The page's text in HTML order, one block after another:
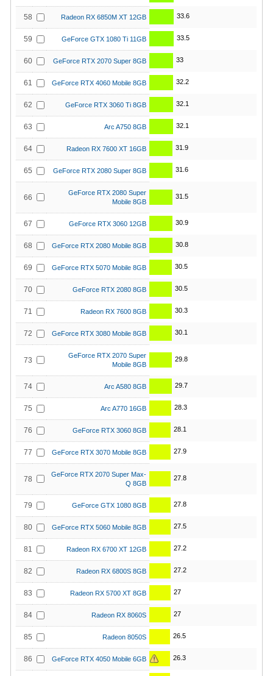
58 Radeon RX 6850M XT 12GB 33.6
59 GeForce GTX 1080 Ti 11GB 33.5
60 GeForce RTX 2070 Super 8GB 33
61 GeForce RTX 4060 Mobile 8GB 32.2
62 GeForce RTX 3060 Ti 8GB 32.1
63 Arc A750 8GB 32.1
64 Radeon RX 7600 XT 16GB 31.9
65 GeForce RTX 2080 Super 8GB 31.6
66
GeForce RTX 2080 Super
Mobile 8GB
31.5
67 GeForce RTX 3060 12GB 30.9
68 GeForce RTX 2080 Mobile 8GB 30.8
69 GeForce RTX 5070 Mobile 8GB 30.5
70 GeForce RTX 2080 8GB 30.5
71 Radeon RX 7600 8GB 30.3
72 GeForce RTX 3080 Mobile 8GB 30.1
73
GeForce RTX 2070 Super
Mobile 8GB
29.8
74 Arc A580 8GB 29.7
75 Arc A770 16GB 28.3
76 GeForce RTX 3060 8GB 28.1
77 GeForce RTX 3070 Mobile 8GB 27.9
78
GeForce RTX 2070 Super Max-
Q 8GB
27.8
79 GeForce GTX 1080 8GB 27.8
80 GeForce RTX 5060 Mobile 8GB 27.5
81 Radeon RX 6700 XT 12GB 27.2
82 Radeon RX 6800S 8GB 27.2
83 Radeon RX 5700 XT 8GB 27
84 Radeon RX 8060S 27
85 Radeon 8050S 26.5
86 GeForce RTX 4050 Mobile 6GB 26.3